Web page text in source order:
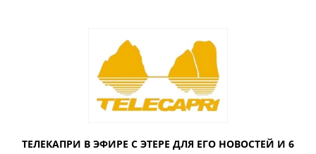
ТЕЛЕКАПРИ В ЭФИРЕ С ЭТЕРЕ ДЛЯ ЕГО НОВОСТЕЙ И 6